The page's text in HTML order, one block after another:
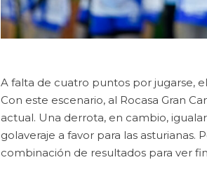
A falta de cuatro puntos por jugarse,
Con este escenario, al Rocasa Gran
actual. Una derrota, en cambio,
golaveraje a favor para las
combinación de resultados para ver